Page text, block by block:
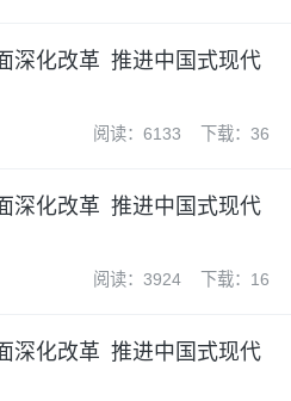
深化改革 推进中国式现代
阅读：6133 下载：36
深化改革 推进中国式现代
阅读：3924 下载：16
深化改革 推进中国式现代